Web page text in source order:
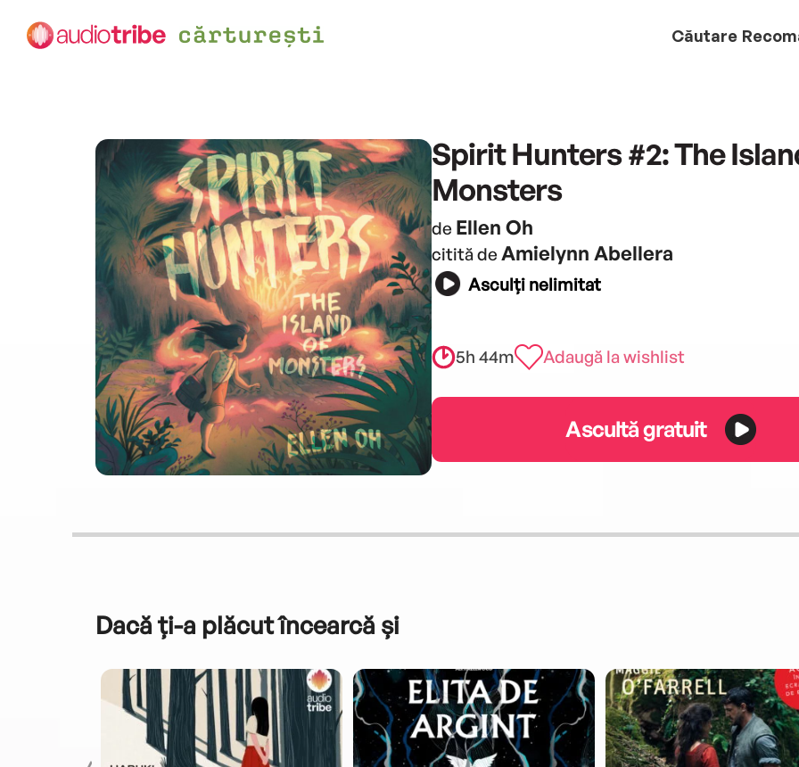
Căutare
Spirit Hunters #2: The
Monsters
de Ellen Oh
citită de Amielynn Abellera
Asculți nelimitat
5h 44m Adaugă la wishlist
Ascultă gratuit
Dacă ți-a plăcut încearcă și